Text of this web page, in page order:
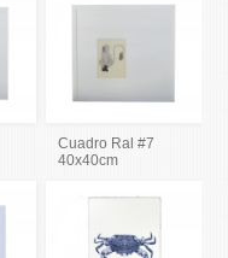
Cuadro Ral #7
40x40cm